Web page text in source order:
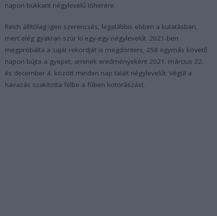
napon bukkant négylevelű lóherére.
Reich állítólag igen szerencsés, legalábbis ebben a kutatásban,
mert elég gyakran szúr ki egy-egy négylevelűt. 2021-ben
megpróbálta a saját rekordját is megdönteni, 258 egymás követő
napon bújta a gyepet, aminek eredményeként 2021. március 22.
és december 4. között minden nap talált négylevelűt. Végül a
havazás szakította félbe a fűben kotorászást.